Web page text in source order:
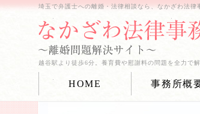
埼玉で弁護士への離婚・法律相談なら、なかざわ法律
越谷駅より徒歩6分。養育費や慰謝料の問題を全力で
HOME 事務所概